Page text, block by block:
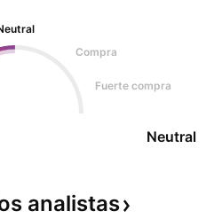
Compra
Fuerte compra
Neutral
analistas